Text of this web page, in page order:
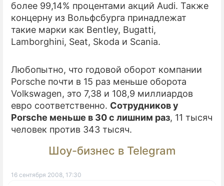
более 99,14% процентами акций Audi. Также
концерну из Вольфсбурга принадлежат
такие марки как Bentley, Bugatti,
Lamborghini, Seat, Skoda и Scania.
Любопытно, что годовой оборот компании
Porsche почти в 15 раз меньше оборота
Volkswagen, это 7,38 и 108,9 миллиардов
евро соответственно. Сотрудников у
Porsche меньше в 30 с лишним раз, 11 тысяч
человек против 343 тысяч.
Шоу-бизнес в Telegram
16 сентября 2008, 17:30